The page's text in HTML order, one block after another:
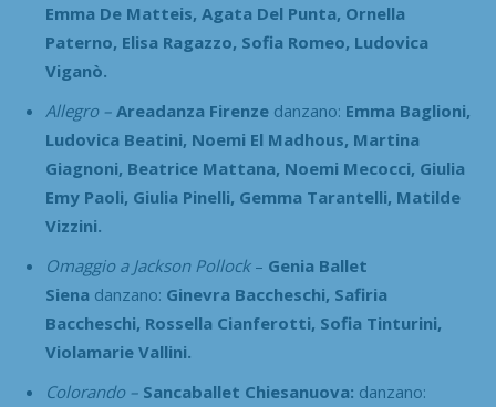
Emma De Matteis, Agata Del Punta, Ornella
Paterno, Elisa Ragazzo, Sofia Romeo, Ludovica
Viganò.
Allegro – Areadanza Firenze danzano: Emma Baglioni,
Ludovica Beatini, Noemi El Madhous, Martina
Giagnoni, Beatrice Mattana, Noemi Mecocci, Giulia
Emy Paoli, Giulia Pinelli, Gemma Tarantelli, Matilde
Vizzini.
Omaggio a Jackson Pollock– Genia Ballet
Siena danzano: Ginevra Baccheschi, Safiria
Baccheschi, Rossella Cianferotti, Sofia Tinturini,
Violamarie Vallini.
Colorando – Sancaballet Chiesanuova: danzano: